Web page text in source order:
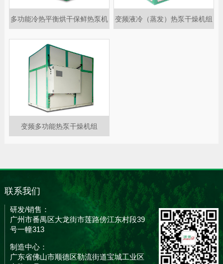
多功能冷热平衡烘干保鲜热泵机
组
变频液冷（蒸发）热泵干燥机组
变频多功能热泵干燥机组
联系我们
研发/销售：
广州市番禺区大龙街市莲路傍江东村段39
号一幢313
制造中心：
广东省佛山市顺德区勒流街道宝城工业区